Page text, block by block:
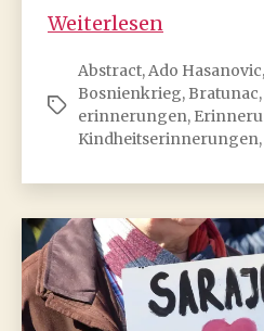
Weiterlesen
Die
Schlagwörter
Abstract,Ado Hasanovic,
Bosnienkrieg, Bratunac,
erinnerungen,
Kindheitserinnerungen,